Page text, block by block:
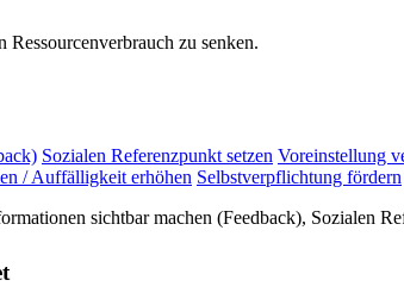
zu senken.
Sozialen Referenzpunkt setzen Voreinstellung
/ Auffälligkeit erhöhen Selbstverpflichtung fördern
sichtbar machen (Feedback), Sozialen